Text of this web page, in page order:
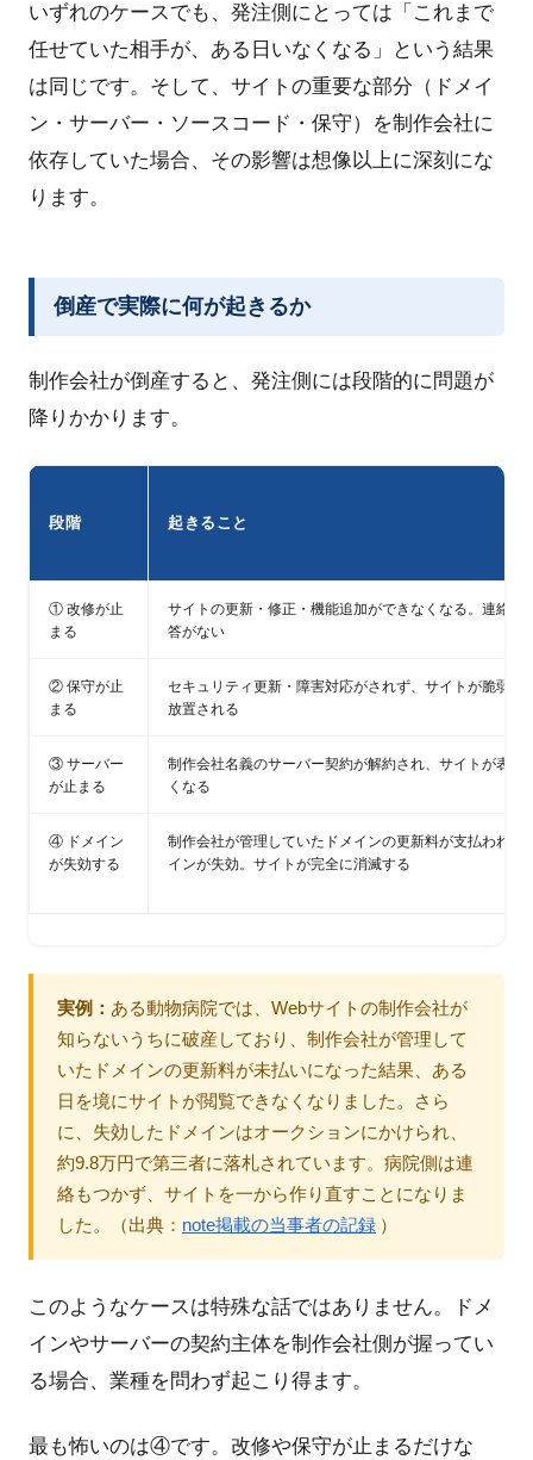
いずれのケースでも、発注側にとっては「これまで
任せていた相手が、ある日いなくなる」という結果
は同じです。そして、サイトの重要な部分（ドメイ
ン・サーバー・ソースコード・保守）を制作会社に
依存していた場合、その影響は想像以上に深刻にな
ります。
倒産で実際に何が起きるか
制作会社が倒産すると、発注側には段階的に問題が
降りかかります。
段階 起きること
① 改修が止
まる
サイトの更新・修正・機能追加ができなくなる。連絡し
答がない
② 保守が止
まる
セキュリティ更新・障害対応がされず、サイトが脆弱な
放置される
③ サーバー
が止まる
制作会社名義のサーバー契約が解約され、サイトが表示
くなる
④ ドメイン
が失効する
制作会社が管理していたドメインの更新料が支払われず
インが失効。サイトが完全に消滅する
実例： ある動物病院では、Webサイトの制作会社が
知らないうちに破産しており、制作会社が管理して
いたドメインの更新料が未払いになった結果、ある
日を境にサイトが閲覧できなくなりました。さら
に、失効したドメインはオークションにかけられ、
約9.8万円で第三者に落札されています。病院側は連
絡もつかず、サイトを一から作り直すことになりま
した。（出典： note掲載の当事者の記録 ）
このようなケースは特殊な話ではありません。ドメ
インやサーバーの契約主体を制作会社側が握ってい
る場合、業種を問わず起こり得ます。
最も怖いのは④です。改修や保守が止まるだけな